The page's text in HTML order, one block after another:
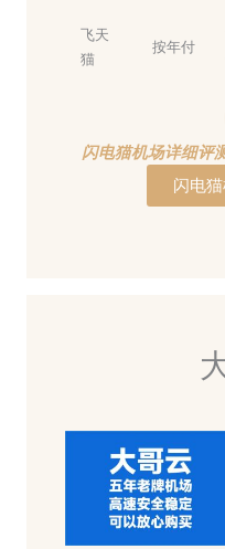
飞天
猫
按年付
闪电猫机场详细评
闪电